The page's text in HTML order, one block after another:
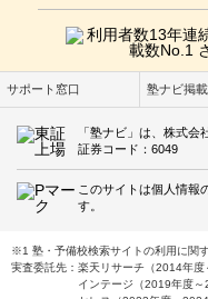
サポート窓口 塾ナビ掲
「塾ナビ」は、株式会
証券コード：6049
このサイトは個人情報
す。
※1 塾・予備校検索サイトの利用に関
実査委託先：楽天リサーチ（2014年度
インテージ（2019年度～